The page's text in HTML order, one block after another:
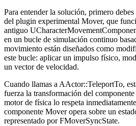
Para entender la solución, primero
del plugin experimental Mover, que
antiguo
en un bucle de simulación continuo
movimiento están diseñados como
este bucle: aplicar un impulso físico,
un vector de velocidad.
Cuando llamas aAActor::TeleportTo,
fuerza la transformación del
motor de física lo respeta
componente Mover opera sobre un
representado porFMoverSyncState.